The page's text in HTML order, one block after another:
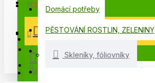
Domácí potřeby
PĚSTOVÁNÍ ROSTLIN, ZELENINY
PORADNA
Přihlášení
Registrace
Můj seznam
VŠECHNY KATEGORIE
Skleníky, fóliovníky